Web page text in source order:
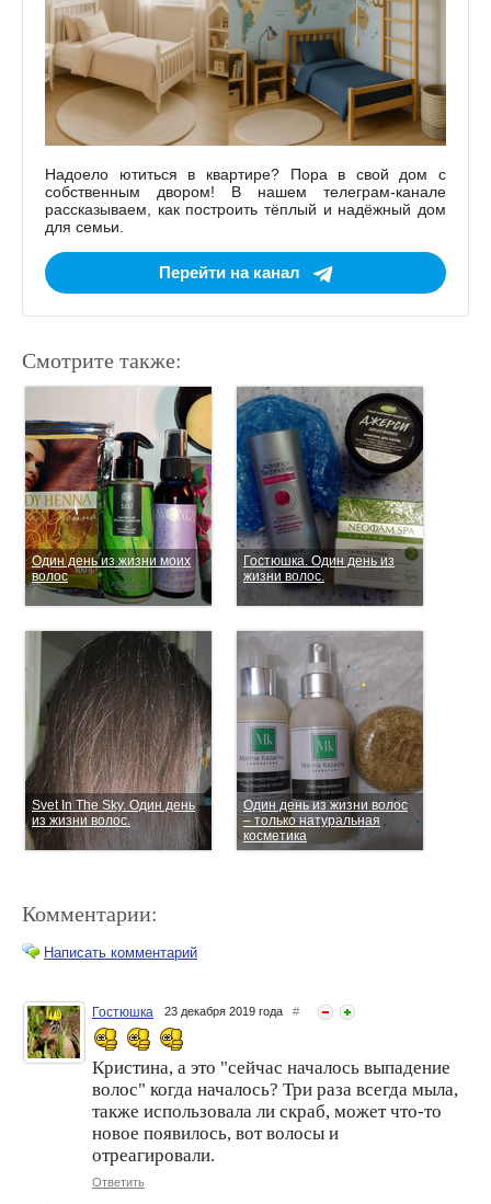
Надоело ютиться в квартире? Пора в свой дом с
собственным двором! В нашем телеграм-канале
рассказываем, как построить тёплый и надёжный дом
для семьи.
Перейти на канал
Смотрите также:
Один день из жизни моих
волос
Гостюшка. Один день из
жизни волос.
Svet In The Sky. Один день
из жизни волос.
Один день из жизни волос
– только натуральная
косметика
Изабелла3175. Один
будний день из жизни
жизни волос
Комментарии:
Написать комментарий
Гостюшка 23 декабря 2019 года #
Кристина, а это "сейчас началось выпадение
волос" когда началось? Три раза всегда мыла,
также использовала ли скраб, может что-то
новое появилось, вот волосы и
отреагировали.
Ответить